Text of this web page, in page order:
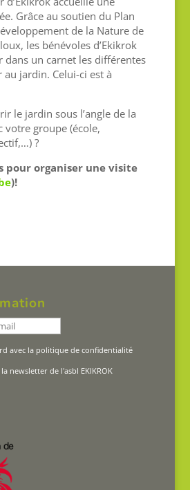
Grâce au soutien du Plan
de la Nature de
les bénévoles d’Ekikrok
dans un carnet les différentes
au jardin. Celui-ci est à
le jardin sous l’angle de la
votre groupe (école,
?
pour organiser une visite
)!
avec la politique de confidentialité
newsletter de l'asbl EKIKROK